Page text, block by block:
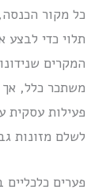
כל מקור
תלוי כדי לבצע
המקרים
משתכר כלל,
פעילות עסקית
לשלם מזונות
פערים כלכליים